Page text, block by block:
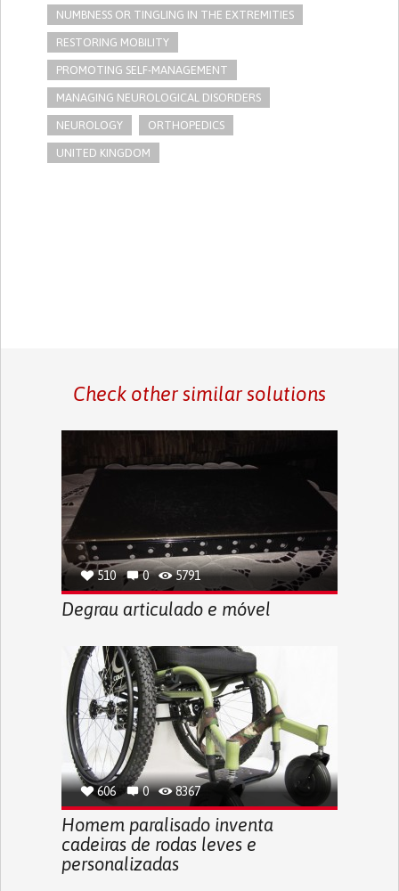
NUMBNESS OR TINGLING IN THE EXTREMITIES
RESTORING MOBILITY
PROMOTING SELF-MANAGEMENT
MANAGING NEUROLOGICAL DISORDERS
NEUROLOGY ORTHOPEDICS
UNITED KINGDOM
Check other similar solutions
510 0 5791
Degrau articulado e móvel
606 0 8367
Homem paralisado inventa
cadeiras de rodas leves e
personalizadas